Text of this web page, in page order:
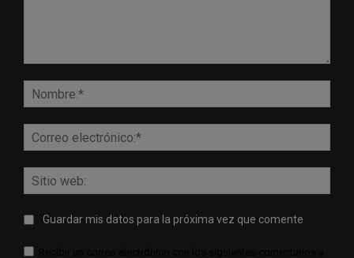
web:
Guardar mis datos para la próxima vez que comente